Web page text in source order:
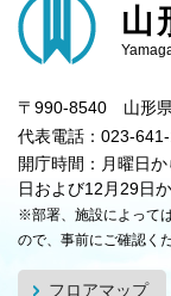
山
〒990-8540 山形
代表電話：023-
開庁時間：月曜日
日および12月29日
※部署、施設によって
ので、事前にご確認く
フロアマップ